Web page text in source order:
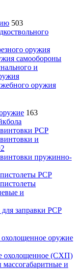
503
оружия
самообороны
и
оружия
163
PCP
и
пружинно-
PCP
и
заправки PCP
оружие
охолощенное (СХП)
и